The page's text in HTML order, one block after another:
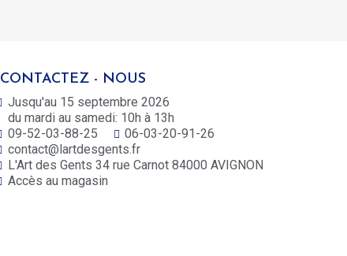
CONTACTEZ - NOUS
Jusqu'au 15 septembre 2026
du mardi au samedi: 10h à 13h
09-52-03-88-25
06-03-20-91-26
contact@lartdesgents.fr
L'Art des Gents 34 rue Carnot 84000 AVIGNON
Accès au magasin